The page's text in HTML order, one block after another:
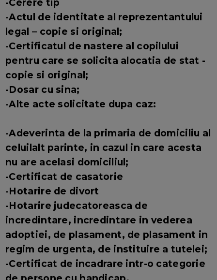
-Cerere tip
-Actul de identitate al reprezentantului
legal – copie si original;
-Certificatul de nastere al copilului
pentru care se solicita alocatia de stat -
copie si original;
-Dosar cu sina;
-Alte acte solicitate dupa caz:
-Adeverinta de la primaria de domiciliu al
celuilalt parinte, in cazul in care acesta
nu are acelasi domiciliul;
-Certificat de casatorie
-Hotarire de divort
-Hotarire judecatoreasca de
incredintare, incredintare in vederea
adoptiei, de plasament, de plasament in
regim de urgenta, de instituire a tutelei;
-Certificat de incadrare intr-o categorie